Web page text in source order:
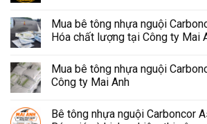
Mua bê tông nhựa nguội
Hóa chất lượng tại Công ty Mai
Mua bê tông nhựa nguội
Công ty Mai Anh
Bê tông nhựa nguội Carboncor